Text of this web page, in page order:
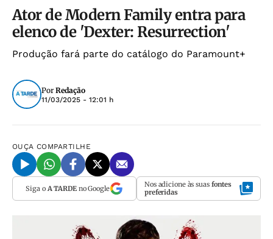
Ator de Modern Family entra para
elenco de 'Dexter: Resurrection'
Produção fará parte do catálogo do Paramount+
Por Redação
11/03/2025 - 12:01 h
OUÇA COMPARTILHE
Siga o A TARDEno Google Nos adicione às suas fontes
preferidas